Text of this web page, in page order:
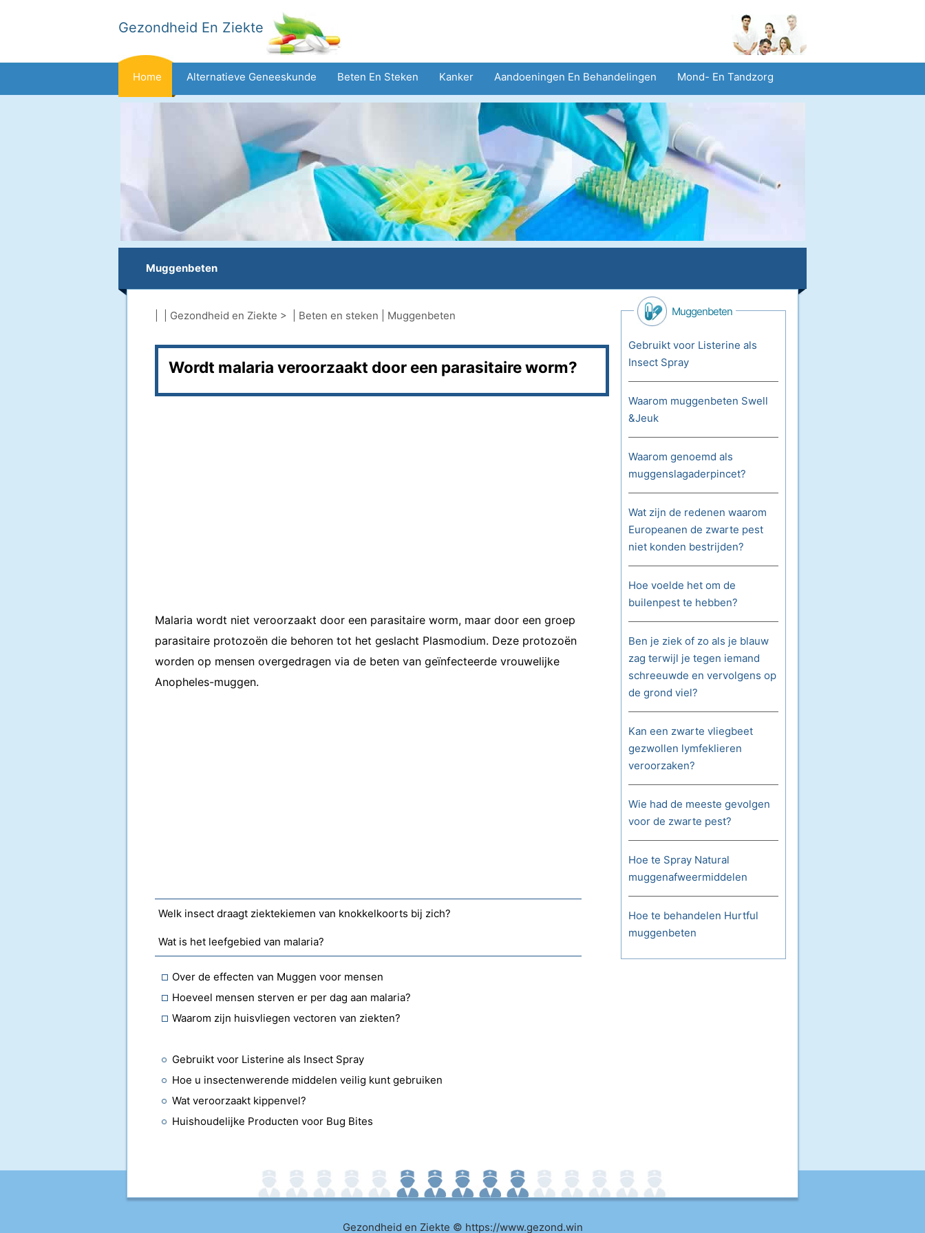
Gezondheid En Ziekte
Home Alternatieve Geneeskunde Beten En Steken Kanker Aandoeningen En Behandelingen Mond- En Tandzorg
Gezinsgezondheid Geestelijke Gezondheid Volksgezondheid En Veiligheid
Muggenbeten
Gezondheid en Ziekte > | Beten en steken Muggenbeten
Wordt malaria veroorzaakt door een parasitaire worm?
Malaria wordt niet veroorzaakt door een parasitaire worm, maar door een groep
parasitaire protozoën die behoren tot het geslacht Plasmodium. Deze protozoën
worden op mensen overgedragen via de beten van geïnfecteerde vrouwelijke
Anopheles-muggen.
Welk insect draagt ​​ziektekiemen van knokkelkoorts bij zich?
Wat is het leefgebied van malaria?
Over de effecten van Muggen voor mensen
Hoeveel mensen sterven er per dag aan malaria?
Waarom zijn huisvliegen vectoren van ziekten?
Gebruikt voor Listerine als Insect Spray
Hoe u insectenwerende middelen veilig kunt gebruiken
Wat veroorzaakt kippenvel?
Huishoudelijke Producten voor Bug Bites
Muggenbeten
Gebruikt voor Listerine als
Insect Spray
Waarom muggenbeten Swell
&Jeuk
Waarom genoemd als
muggenslagaderpincet?
Wat zijn de redenen waarom
Europeanen de zwarte pest
niet konden bestrijden?
Hoe voelde het om de
builenpest te hebben?
Ben je ziek of zo als je blauw
zag terwijl je tegen iemand
schreeuwde en vervolgens op
de grond viel?
Kan een zwarte vliegbeet
gezwollen lymfeklieren
veroorzaken?
Wie had de meeste gevolgen
voor de zwarte pest?
Hoe te Spray Natural
muggenafweermiddelen
Hoe te behandelen Hurtful
muggenbeten
Gezondheid en Ziekte © https://www.gezond.win